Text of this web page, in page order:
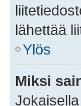
lähettää
Ylös
Miksi